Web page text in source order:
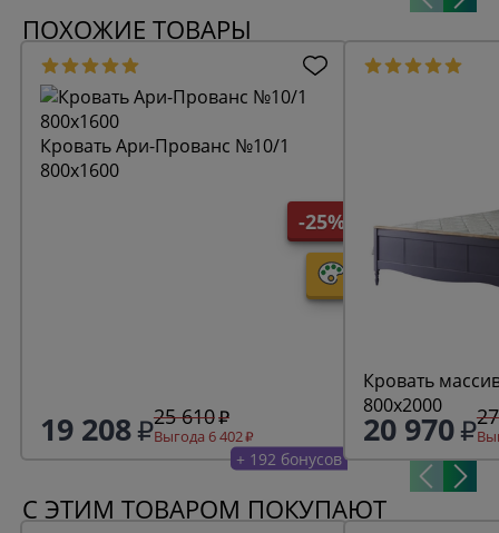
ПОХОЖИЕ ТОВАРЫ
-25%
Кровать Ари-Прованс №10/1
800х1600
19 208 25 610
Выгода 6 402
+ 192 бонусов
Кровать
800х2000
20 970
С ЭТИМ ТОВАРОМ ПОКУПАЮТ